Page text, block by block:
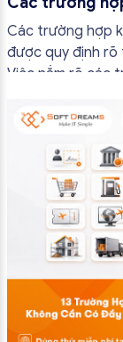
2026
Các trường hợp
được quy định rõ
Việc nắm rõ các
tránh lập hóa